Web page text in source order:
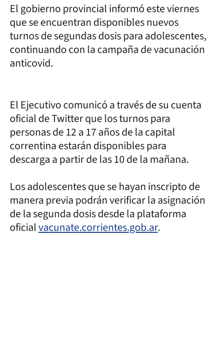
El gobierno provincial informó este viernes
que se encuentran disponibles nuevos
turnos de segundas dosis para adolescentes,
continuando con la campaña de vacunación
anticovid.
El Ejecutivo comunicó a través de su cuenta
oficial de Twitter que los turnos para
personas de 12 a 17 años de la capital
correntina estarán disponibles para
descarga a partir de las 10 de la mañana.
Los adolescentes que se hayan inscripto de
manera previa podrán verificar la asignación
de la segunda dosis desde la plataforma
oficialvacunate.corrientes.gob.ar.